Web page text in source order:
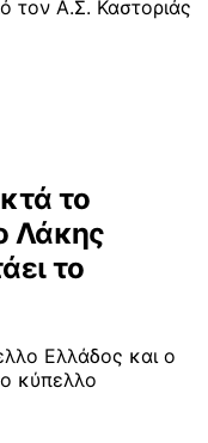
τον Α.Σ. Καστοριάς
το
Λάκης
το
Ελλάδος και ο
κύπελλο